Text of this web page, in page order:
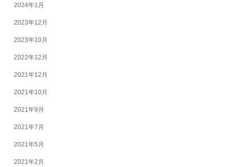
2024年1月
2023年12月
2023年10月
2022年12月
2021年12月
2021年10月
2021年9月
2021年7月
2021年5月
2021年2月